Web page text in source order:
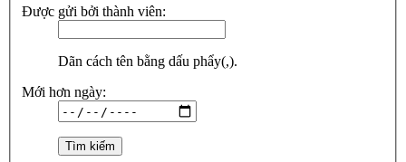
Được gửi bởi thành viên:
Dãn cách tên bằng dấu phẩy(,).
Mới hơn ngày: